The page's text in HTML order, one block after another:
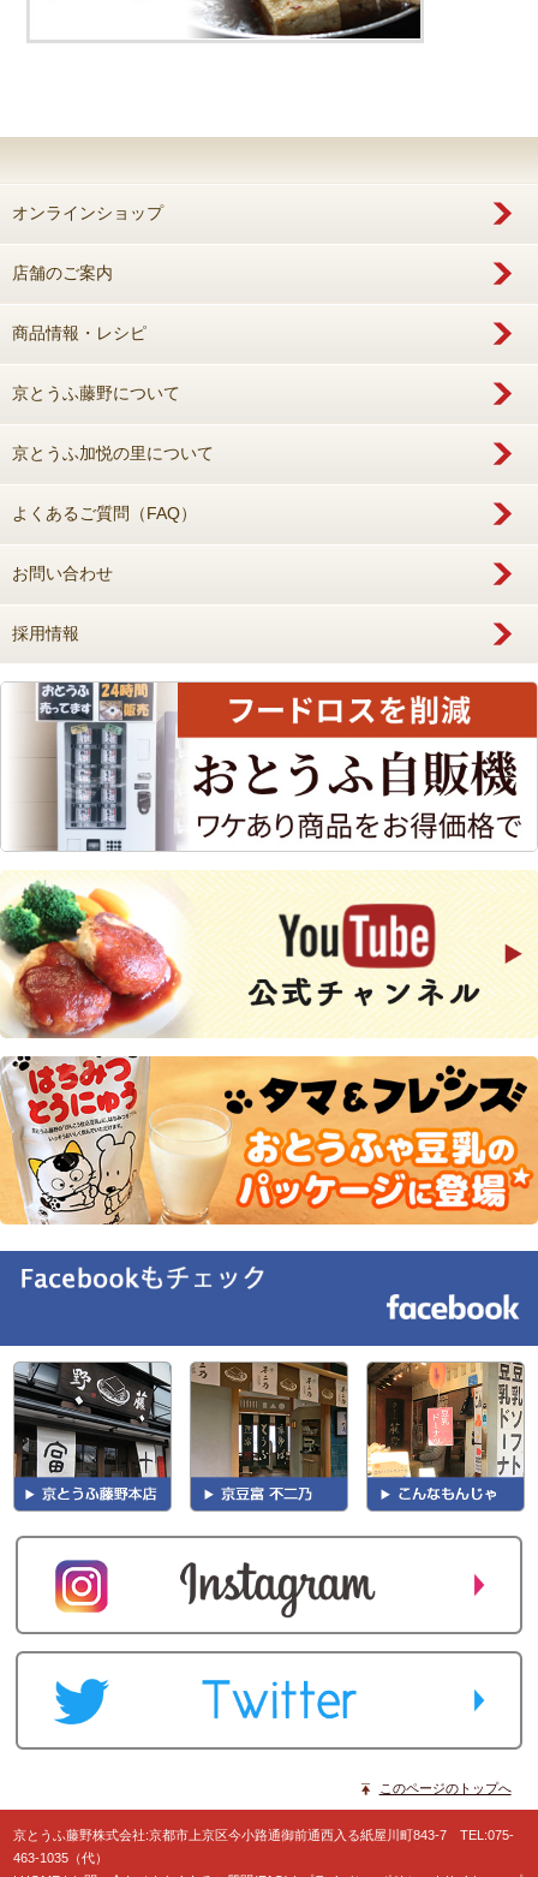
オンラインショップ
店舗のご案内
商品情報・レシピ
京とうふ藤野について
京とうふ加悦の里について
よくあるご質問（FAQ）
お問い合わせ
採用情報
このページのトップへ
京とうふ藤野株式会社:京都市上京区今小路通御前通西入る紙屋川町843-7 TEL:075-
463-1035（代）